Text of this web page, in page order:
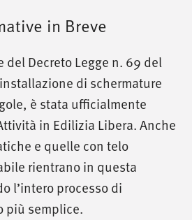
in Breve
del Decreto Legge n. 69 del
di schermature
è stata ufficialmente
in Edilizia Libera. Anche
e quelle con telo
rientrano in questa
l’intero processo di
più semplice.